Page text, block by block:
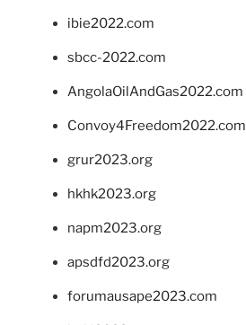
ibie2022.com
sbcc-2022.com
AngolaOilAndGas2022.com
Convoy4Freedom2022.com
grur2023.org
hkhk2023.org
napm2023.org
apsdfd2023.org
forumausape2023.com